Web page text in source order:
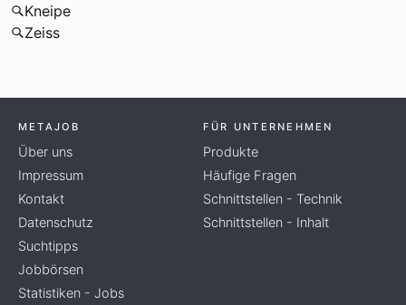
Kneipe
Zeiss
METAJOB
Über uns
Impressum
Kontakt
Datenschutz
Suchtipps
Jobbörsen
Statistiken - Jobs
FÜR UNTERNEHMEN
Produkte
Häufige Fragen
Schnittstellen - Technik
Schnittstellen - Inhalt